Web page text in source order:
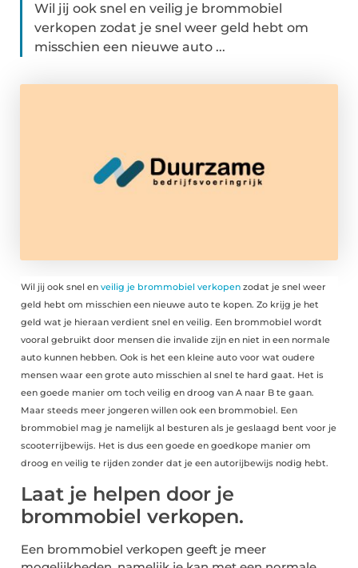
Wil jij ook snel en veilig je brommobiel
verkopen zodat je snel weer geld hebt om
misschien een nieuwe auto ...
Wil jij ook snel en veilig je brommobiel verkopen zodat je snel weer
geld hebt om misschien een nieuwe auto te kopen. Zo krijg je het
geld wat je hieraan verdient snel en veilig. Een brommobiel wordt
vooral gebruikt door mensen die invalide zijn en niet in een normale
auto kunnen hebben. Ook is het een kleine auto voor wat oudere
mensen waar een grote auto misschien al snel te hard gaat. Het is
een goede manier om toch veilig en droog van A naar B te gaan.
Maar steeds meer jongeren willen ook een brommobiel. Een
brommobiel mag je namelijk al besturen als je geslaagd bent voor je
scooterrijbewijs. Het is dus een goede en goedkope manier om
droog en veilig te rijden zonder dat je een autorijbewijs nodig hebt.
Laat je helpen door je
brommobiel verkopen.
Een brommobiel verkopen geeft je meer